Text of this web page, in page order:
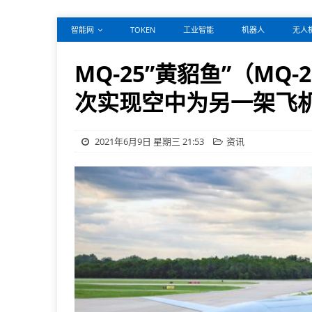
智能网 TOKEN 工业智能 机器人 无人
MQ-25”黄貂鱼”（
次实现空中为另一架飞
2021年6月9日 星期三 21:53 资讯